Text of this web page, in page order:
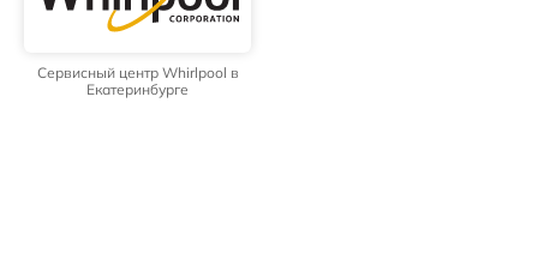
Сервисный центр Whirlpool в
Екатеринбурге